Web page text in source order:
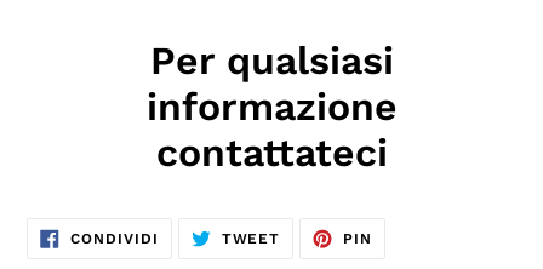
Per qualsiasi
informazione
contattateci
CONDIVIDI CONDIVIDITWEET TWITTA PIN